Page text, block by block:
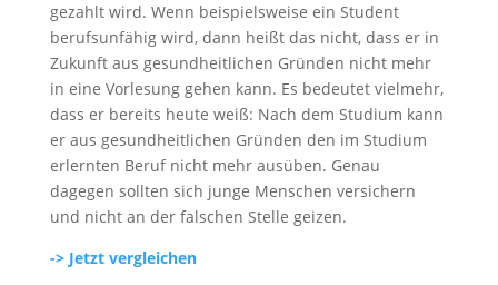
gezahlt wird. Wenn beispielsweise ein Student
berufsunfähig wird, dann heißt das nicht, dass er in
Zukunft aus gesundheitlichen Gründen nicht mehr
in eine Vorlesung gehen kann. Es bedeutet vielmehr,
dass er bereits heute weiß: Nach dem Studium kann
er aus gesundheitlichen Gründen den im Studium
erlernten Beruf nicht mehr ausüben. Genau
dagegen sollten sich junge Menschen versichern
und nicht an der falschen Stelle geizen.
-> Jetzt vergleichen